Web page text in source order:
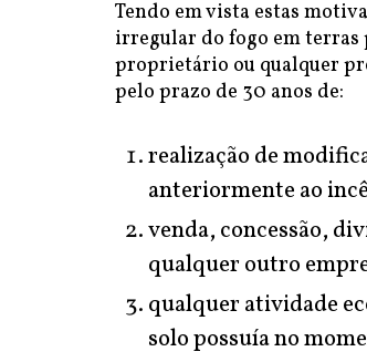
Tendo em vista estas
irregular do fogo em terras
proprietário ou qualquer
pelo prazo de 30 anos de:
realização de
anteriormente ao
venda, concessão,
qualquer outro
qualquer atividade
solo possuía no